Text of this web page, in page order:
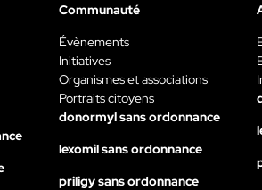
Communauté
Évènements
Initiatives
Organismes et associations
Portraits citoyens
donormyl sans ordonnance
lexomil sans ordonnance
priligy sans ordonnance